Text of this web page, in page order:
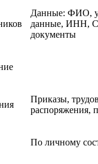
Данные: ФИО,
данные, ИНН,
документы
Приказы,
распоряжения,
По личному